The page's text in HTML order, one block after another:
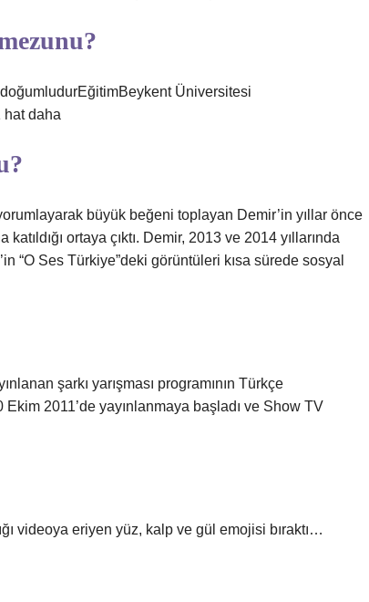
Üniversitesi
hat daha
büyük beğeni toplayan Demir’in yıllar önce
ortaya çıktı. Demir, 2013 ve 2014 yıllarında
“O Ses Türkiye”deki görüntüleri kısa sürede sosyal
şarkı yarışması programının Türkçe
2011’de yayınlanmaya başladı ve Show TV
videoya eriyen yüz, kalp ve gül emojisi bıraktı…